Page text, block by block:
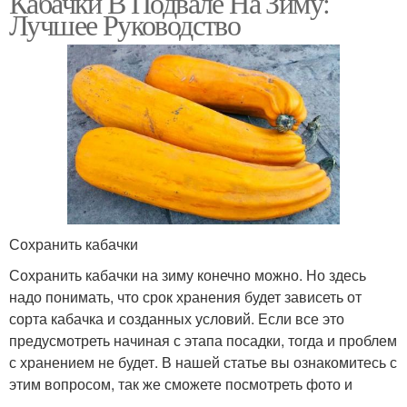
Лучшее Руководство
Сохранить кабачки
Сохранить кабачки на зиму конечно можно. Но здесь
надо понимать, что срок хранения будет зависеть от
сорта кабачка и созданных условий. Если все это
предусмотреть начиная с этапа посадки, тогда и проблем
с хранением не будет. В нашей статье вы ознакомитесь с
этим вопросом, так же сможете посмотреть фото и